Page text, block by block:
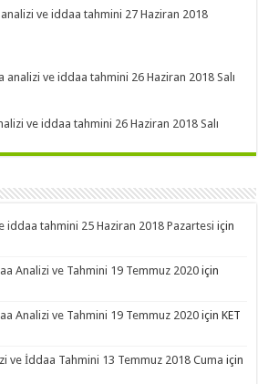
ve iddaa tahmini 27 Haziran 2018
analizi ve iddaa tahmini 26 Haziran 2018 Salı
ve iddaa tahmini 26 Haziran 2018 Salı
iddaa tahmini 25 Haziran 2018 Pazartesi için
Analizi ve Tahmini 19 Temmuz 2020 için
Analizi ve Tahmini 19 Temmuz 2020 içinKET
ve İddaa Tahmini 13 Temmuz 2018 Cuma için